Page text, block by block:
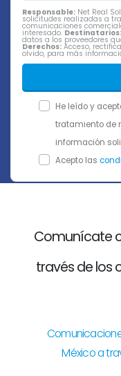
Responsable: Net Real
solicitudes realizadas a
comunicaciones
interesado. Destinatarios:
datos a los proveedores
Derechos: Acceso,
olvido, para más
He leído y
tratamiento de
información
Acepto las
Comunícate
través de los
México a